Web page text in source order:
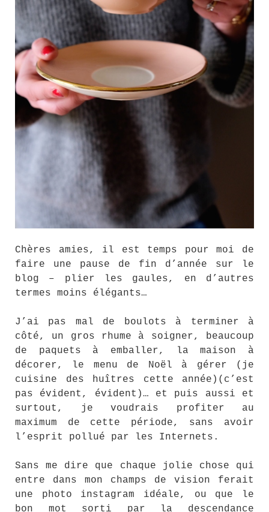
Chères amies, il est temps pour moi de
faire une pause de fin d’année sur le
blog – plier les gaules, en d’autres
termes moins élégants…
J’ai pas mal de boulots à terminer à
côté, un gros rhume à soigner, beaucoup
de paquets à emballer, la maison à
décorer, le menu de Noël à gérer (je
cuisine des huîtres cette année)(c’est
pas évident, évident)… et puis aussi et
surtout, je voudrais profiter au
maximum de cette période, sans avoir
l’esprit pollué par les Internets.
Sans me dire que chaque jolie chose qui
entre dans mon champs de vision ferait
une photo instagram idéale, ou que le
bon mot sorti par la descendance